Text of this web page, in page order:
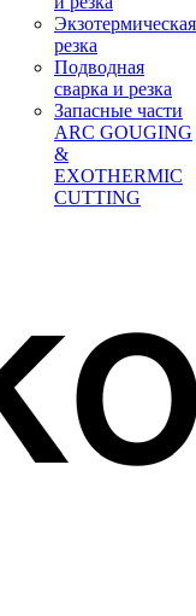
Экзотермическая
резка
Подводная
сварка и резка
Запасные части
ARC GOUGING
&
EXOTHERMIC
CUTTING